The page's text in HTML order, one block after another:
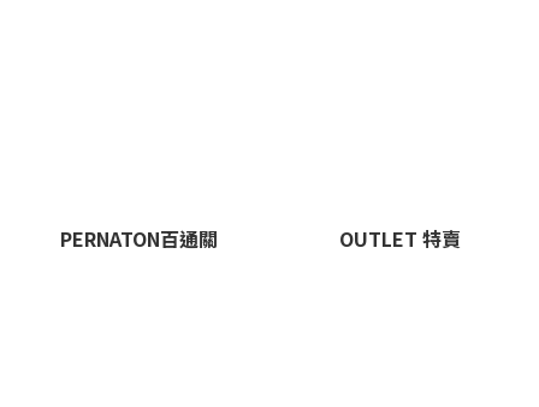
PERNATON百通關 OUTLET 特賣